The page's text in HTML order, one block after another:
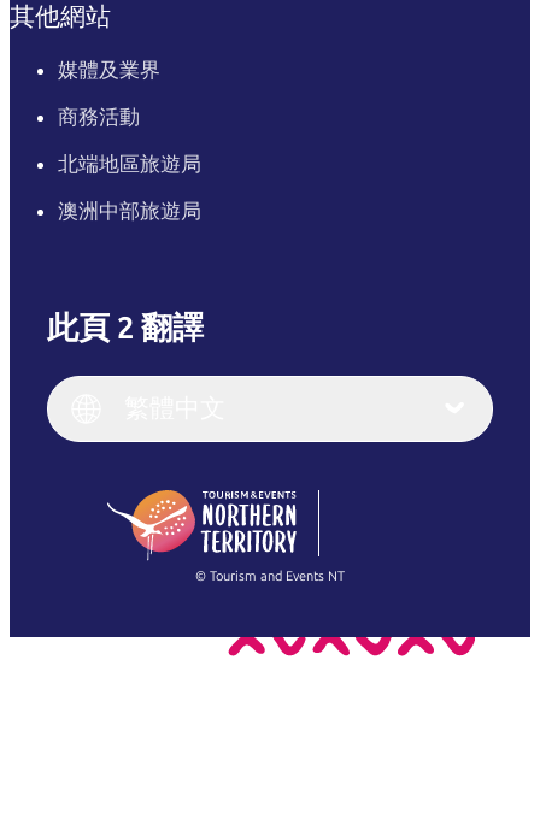
其他網站
媒體及業界
商務活動
北端地區旅遊局
澳洲中部旅遊局
此頁 2 翻譯
English (US)
English
(Singapore)
Français
繁體中文
© Tourism and Events NT